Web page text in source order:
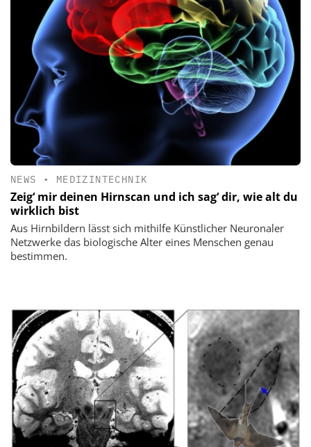
NEWS • MEDIZINTECHNIK
Zeig‘ mir deinen Hirnscan und ich sag‘ dir, wie alt du
wirklich bist
Aus Hirnbildern lässt sich mithilfe Künstlicher Neuronaler
Netzwerke das biologische Alter eines Menschen genau
bestimmen.